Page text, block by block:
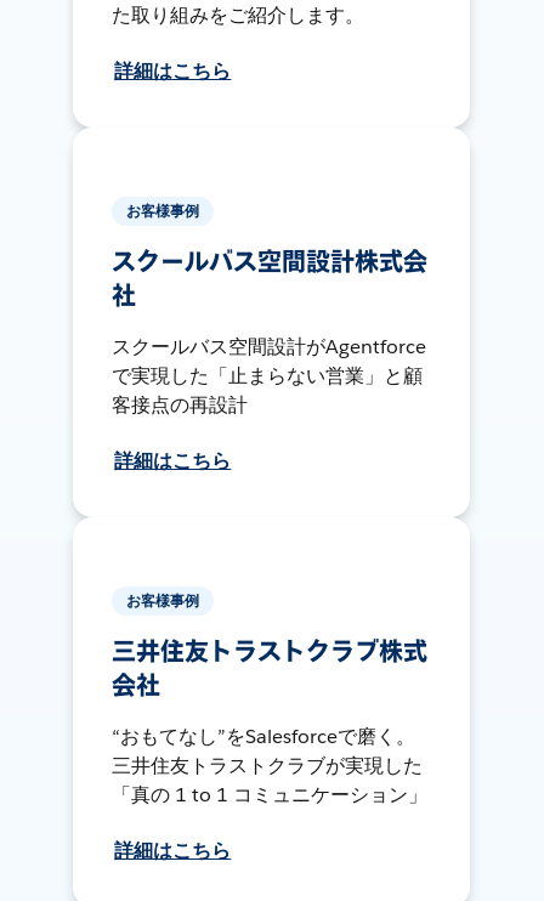
た取り組みをご紹介します。
詳細はこちら
お客様事例
スクールバス空間設計株式会
社
スクールバス空間設計がAgentforce
で実現した「止まらない営業」と顧
客接点の再設計
詳細はこちら
お客様事例
三井住友トラストクラブ株式
会社
“おもてなし”をSalesforceで磨く。
三井住友トラストクラブが実現した
「真の 1 to 1 コミュニケーション」
詳細はこちら